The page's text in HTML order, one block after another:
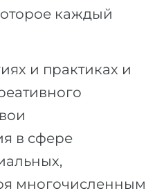
каждый
и практиках и
в сфере
многочисленным